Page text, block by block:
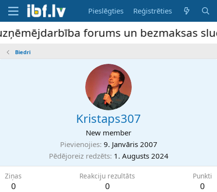
Pieslēgties Reģistrēties
forums un bezmaksas
Biedri
Kristaps307
New member
Pievienojies 9. Janvāris 2007
Pēdējoreiz redzēts 1. Augusts 2024
Ziņas
0
Reakciju rezultāts
0
Punkti
0